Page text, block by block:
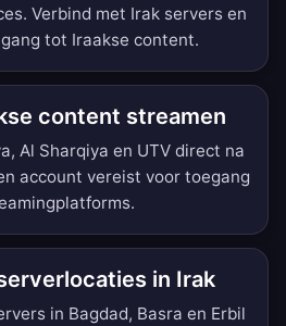
Verbind met Irak servers en
tot Iraakse content.
content streamen
Al Sharqiya en UTV direct na
account vereist voor toegang
in Irak
in Bagdad, Basra en Erbil